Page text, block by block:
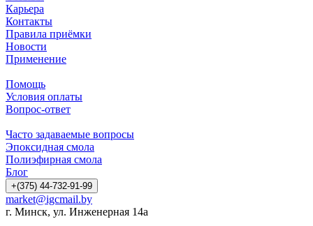
Карьера
Контакты
Правила приёмки
Новости
Применение
Помощь
Условия оплаты
Вопрос-ответ
Часто задаваемые вопросы
Эпоксидная смола
Полиэфирная смола
Блог
+(375) 44-732-91-99
market@igcmail.by
г. Минск, ул. Инженерная 14а